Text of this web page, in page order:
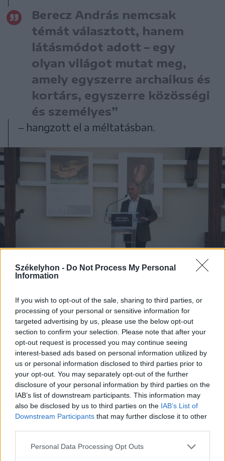
Székelyhon - Do Not Process My Personal
Information
If you wish to opt-out of the sale, sharing to third parties, or
processing of your personal or sensitive information for
targeted advertising by us, please use the below opt-out
section to confirm your selection. Please note that after your
opt-out request is processed you may continue seeing
interest-based ads based on personal information utilized by
us or personal information disclosed to third parties prior to
your opt-out. You may separately opt-out of the further
disclosure of your personal information by third parties on the
IAB’s list of downstream participants. This information may
also be disclosed by us to third parties on the IAB’s List of
Downstream Participants that may further disclose it to other
Personal Data Processing Opt Outs
Berecz András nemcsak
témát választott, hanem
látásmódot adott – egy
olyan világot mutat meg,
amely egyszerre archaikus és
kortárs, egyszerre közösségi
és személyes”
– hangzott el a méltatásban.
FOTÓ: BORBÉLY FANNI
Berecz András mesemondóként és
énekesként ismert, de ezen a napon
egy másik oldaláról mutatkozott be:
mint a harangok emlékezetének őrzője.
Megnyitóbeszéde
egyszerre volt vallomás,